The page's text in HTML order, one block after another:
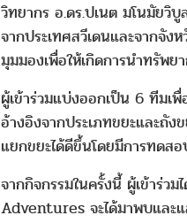
วิทยากร อ.ดร.ปเนต มโนมัยวิ
จากประเทศสวีเดนและจากจั
มุมมองเพื่อให้เกิดการนำทรัพย
ผู้เข้าร่วมแบ่งออกเป็น 6 ทีมเ
อ้างอิงจากประเภทขยะและถั
แยกขยะได้ดีขึ้นโดยมีการทดส
จากกิจกรรมในครั้งนี้ ผู้เข้าร่
Adventures จะได้มาพบและ